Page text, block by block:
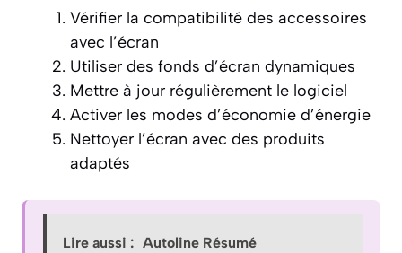
Vérifier la compatibilité des accessoires
avec l’écran
Utiliser des fonds d’écran dynamiques
Mettre à jour régulièrement le logiciel
Activer les modes d’économie d’énergie
Nettoyer l’écran avec des produits
adaptés
Lire aussi : Autoline Résumé